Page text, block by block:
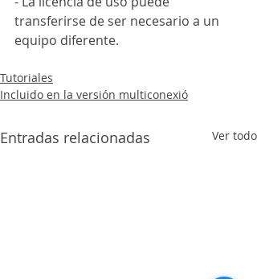
transferirse de ser necesario a un
equipo diferente.
Tutoriales
Incluido en la versión multiconexió
Entradas relacionadas Ver todo